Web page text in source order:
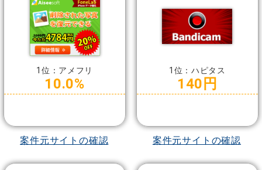
1位：アメフリ
10.0%
案件元サイトの確認
1位：ハピタス
140円
案件元サイトの確認